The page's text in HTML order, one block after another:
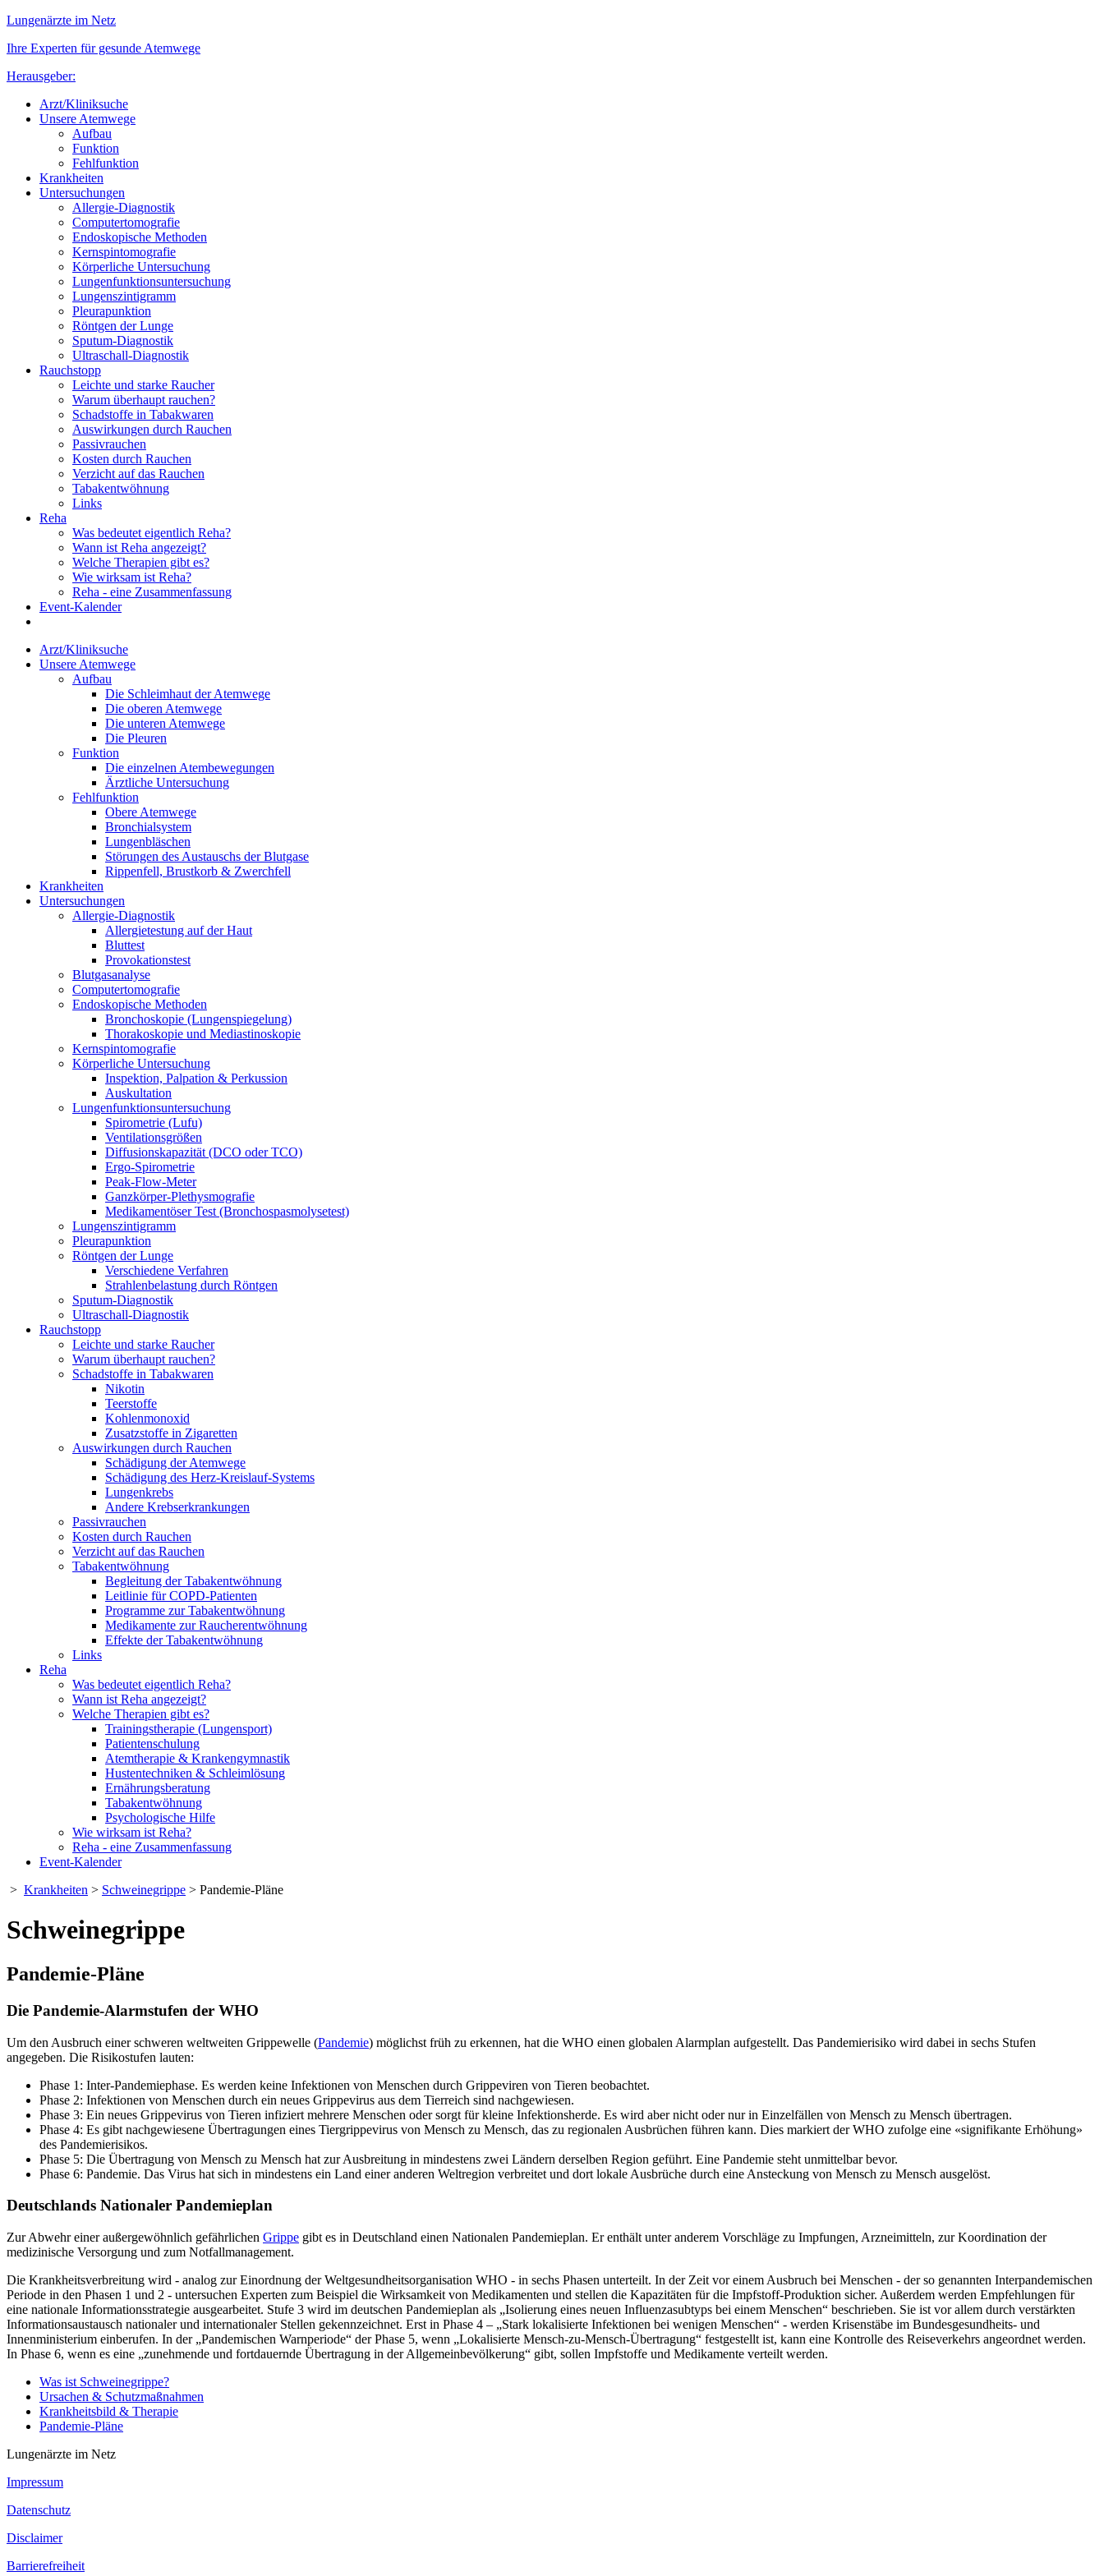
Lungenärzte im Netz
Ihre Experten für gesunde Atemwege
Herausgeber:
Arzt/Kliniksuche
Unsere Atemwege
Aufbau
Funktion
Fehlfunktion
Krankheiten
Untersuchungen
Allergie-Diagnostik
Computertomografie
Endoskopische Methoden
Kernspintomografie
Körperliche Untersuchung
Lungenfunktionsuntersuchung
Lungenszintigramm
Pleurapunktion
Röntgen der Lunge
Sputum-Diagnostik
Ultraschall-Diagnostik
Rauchstopp
Leichte und starke Raucher
Warum überhaupt rauchen?
Schadstoffe in Tabakwaren
Auswirkungen durch Rauchen
Passivrauchen
Kosten durch Rauchen
Verzicht auf das Rauchen
Tabakentwöhnung
Links
Reha
Was bedeutet eigentlich Reha?
Wann ist Reha angezeigt?
Welche Therapien gibt es?
Wie wirksam ist Reha?
Reha - eine Zusammenfassung
Event-Kalender
Arzt/Kliniksuche
Unsere Atemwege
Aufbau
Die Schleimhaut der Atemwege
Die oberen Atemwege
Die unteren Atemwege
Die Pleuren
Funktion
Die einzelnen Atembewegungen
Ärztliche Untersuchung
Fehlfunktion
Obere Atemwege
Bronchialsystem
Lungenbläschen
Störungen des Austauschs der Blutgase
Rippenfell, Brustkorb & Zwerchfell
Krankheiten
Untersuchungen
Allergie-Diagnostik
Allergietestung auf der Haut
Bluttest
Provokationstest
Blutgasanalyse
Computertomografie
Endoskopische Methoden
Bronchoskopie (Lungenspiegelung)
Thorakoskopie und Mediastinoskopie
Kernspintomografie
Körperliche Untersuchung
Inspektion, Palpation & Perkussion
Auskultation
Lungenfunktionsuntersuchung
Spirometrie (Lufu)
Ventilationsgrößen
Diffusionskapazität (DCO oder TCO)
Ergo-Spirometrie
Peak-Flow-Meter
Ganzkörper-Plethysmografie
Medikamentöser Test (Bronchospasmolysetest)
Lungenszintigramm
Pleurapunktion
Röntgen der Lunge
Verschiedene Verfahren
Strahlenbelastung durch Röntgen
Sputum-Diagnostik
Ultraschall-Diagnostik
Rauchstopp
Leichte und starke Raucher
Warum überhaupt rauchen?
Schadstoffe in Tabakwaren
Nikotin
Teerstoffe
Kohlenmonoxid
Zusatzstoffe in Zigaretten
Auswirkungen durch Rauchen
Schädigung der Atemwege
Schädigung des Herz-Kreislauf-Systems
Lungenkrebs
Andere Krebserkrankungen
Passivrauchen
Kosten durch Rauchen
Verzicht auf das Rauchen
Tabakentwöhnung
Begleitung der Tabakentwöhnung
Leitlinie für COPD-Patienten
Programme zur Tabakentwöhnung
Medikamente zur Raucherentwöhnung
Effekte der Tabakentwöhnung
Links
Reha
Was bedeutet eigentlich Reha?
Wann ist Reha angezeigt?
Welche Therapien gibt es?
Trainingstherapie (Lungensport)
Patientenschulung
Atemtherapie & Krankengymnastik
Hustentechniken & Schleimlösung
Ernährungsberatung
Tabakentwöhnung
Psychologische Hilfe
Wie wirksam ist Reha?
Reha - eine Zusammenfassung
Event-Kalender
> Krankheiten > Schweinegrippe > Pandemie-Pläne
Schweinegrippe
Pandemie-Pläne
Die Pandemie-Alarmstufen der WHO
Um den Ausbruch einer schweren weltweiten Grippewelle (Pandemie) möglichst früh zu erkennen, hat die WHO einen globalen Alarmplan aufgestellt. Das Pandemierisiko wird dabei in sechs Stufen
angegeben. Die Risikostufen lauten:
Phase 1: Inter-Pandemiephase. Es werden keine Infektionen von Menschen durch Grippeviren von Tieren beobachtet.
Phase 2: Infektionen von Menschen durch ein neues Grippevirus aus dem Tierreich sind nachgewiesen.
Phase 3: Ein neues Grippevirus von Tieren infiziert mehrere Menschen oder sorgt für kleine Infektionsherde. Es wird aber nicht oder nur in Einzelfällen von Mensch zu Mensch übertragen.
Phase 4: Es gibt nachgewiesene Übertragungen eines Tiergrippevirus von Mensch zu Mensch, das zu regionalen Ausbrüchen führen kann. Dies markiert der WHO zufolge eine «signifikante Erhöhung»
des Pandemierisikos.
Phase 5: Die Übertragung von Mensch zu Mensch hat zur Ausbreitung in mindestens zwei Ländern derselben Region geführt. Eine Pandemie steht unmittelbar bevor.
Phase 6: Pandemie. Das Virus hat sich in mindestens ein Land einer anderen Weltregion verbreitet und dort lokale Ausbrüche durch eine Ansteckung von Mensch zu Mensch ausgelöst.
Deutschlands Nationaler Pandemieplan
Zur Abwehr einer außergewöhnlich gefährlichen Grippe gibt es in Deutschland einen Nationalen Pandemieplan. Er enthält unter anderem Vorschläge zu Impfungen, Arzneimitteln, zur Koordination der
medizinische Versorgung und zum Notfallmanagement.
Die Krankheitsverbreitung wird - analog zur Einordnung der Weltgesundheitsorganisation WHO - in sechs Phasen unterteilt. In der Zeit vor einem Ausbruch bei Menschen - der so genannten Interpandemischen
Periode in den Phasen 1 und 2 - untersuchen Experten zum Beispiel die Wirksamkeit von Medikamenten und stellen die Kapazitäten für die Impfstoff-Produktion sicher. Außerdem werden Empfehlungen für
eine nationale Informationsstrategie ausgearbeitet. Stufe 3 wird im deutschen Pandemieplan als „Isolierung eines neuen Influenzasubtyps bei einem Menschen“ beschrieben. Sie ist vor allem durch verstärkten
Informationsaustausch nationaler und internationaler Stellen gekennzeichnet. Erst in Phase 4 – „Stark lokalisierte Infektionen bei wenigen Menschen“ - werden Krisenstäbe im Bundesgesundheits- und
Innenministerium einberufen. In der „Pandemischen Warnperiode“ der Phase 5, wenn „Lokalisierte Mensch-zu-Mensch-Übertragung“ festgestellt ist, kann eine Kontrolle des Reiseverkehrs angeordnet werden.
In Phase 6, wenn es eine „zunehmende und fortdauernde Übertragung in der Allgemeinbevölkerung“ gibt, sollen Impfstoffe und Medikamente verteilt werden.
Was ist Schweinegrippe?
Ursachen & Schutzmaßnahmen
Krankheitsbild & Therapie
Pandemie-Pläne
Lungenärzte im Netz
Impressum
Datenschutz
Disclaimer
Barrierefreiheit